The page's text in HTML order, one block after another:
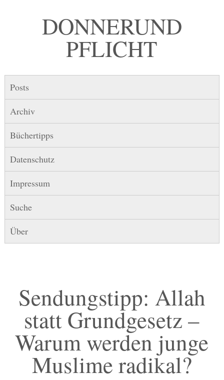
DONNER UND
PFLICHT
Posts
Archiv
Büchertipps
Datenschutz
Impressum
Suche
Über
Sendungstipp: Allah
statt Grundgesetz –
Warum werden junge
Muslime radikal?